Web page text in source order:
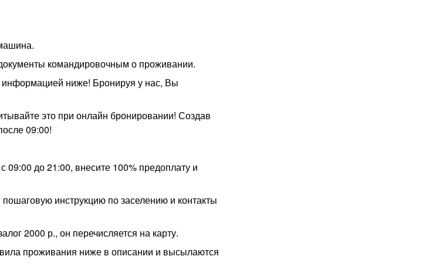
командировочным о проживании.
информацией ниже! Бронируя у нас, Вы
это при онлайн бронировании! Создав
09:00!
до 21:00, внесите 100% предоплату и
инструкцию по заселению и контакты
2000 р., он перечисляется на карту.
проживания ниже в описании и высылаются